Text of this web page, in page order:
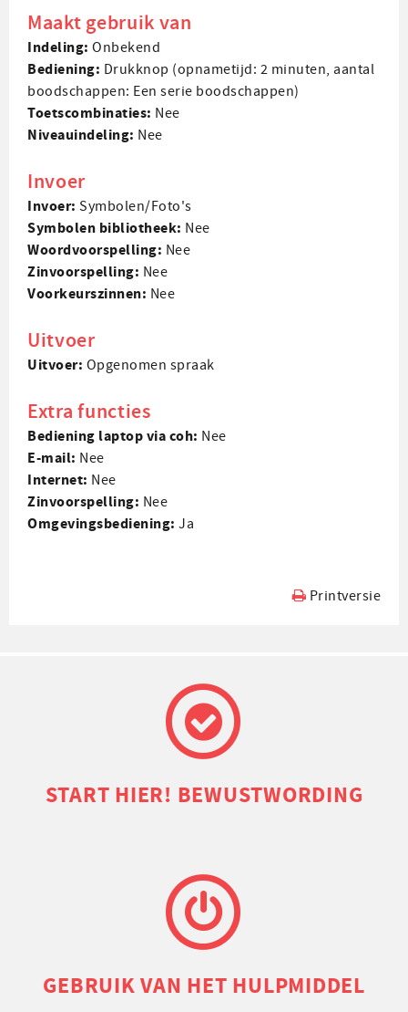
Maakt gebruik van
Indeling: Onbekend
Bediening: Drukknop (opnametijd: 2 minuten, aantal
boodschappen: Een serie boodschappen)
Toets­combinaties: Nee
Niveau­indeling: Nee
Invoer
Invoer: Symbolen/Foto's
Symbolen bibliotheek: Nee
Woord­voorspelling: Nee
Zin­voorspelling: Nee
Voorkeurs­zinnen: Nee
Uitvoer
Uitvoer: Opgenomen spraak
Extra functies
Bediening laptop via coh: Nee
E-mail: Nee
Internet: Nee
Zin­voorspelling: Nee
Omgevings­bediening: Ja
Printversie
START HIER! BEWUSTWORDING
GEBRUIK VAN HET HULPMIDDEL